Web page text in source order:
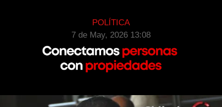
POLÍTICA
7 de May, 2026 13:08